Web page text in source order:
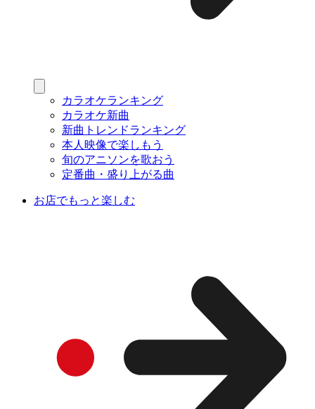
カラオケランキング
カラオケ新曲
新曲トレンドランキング
本人映像で楽しもう
旬のアニソンを歌おう
定番曲・盛り上がる曲
お店でもっと楽しむ